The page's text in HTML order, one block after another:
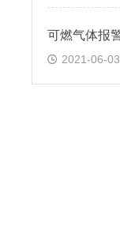
2021-06-03